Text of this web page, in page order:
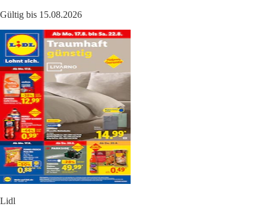
Gültig bis 15.08.2026
Lidl